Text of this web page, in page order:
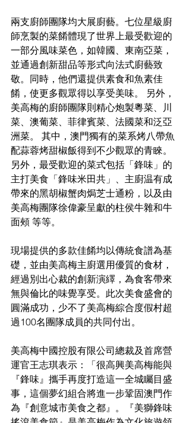
兩支廚師團隊均大展廚藝。七位星級廚
師烹製的菜餚體現了世界上最受歡迎的
一部分風味菜色，如韓國、東南亞菜，
並通過創新甜品等形式向法式廚藝致
敬。同時，他們還提供素食和魚素佳
餚，使更多觀眾得以享受美味。 另外，
美高梅的廚師團隊則精心炮製粵菜、川
菜、澳葡菜、菲律賓菜、法國菜和泛亞
洲菜。 其中，澳門獨有的菜系烤八帶魚
配蒜蓉烤甜椒飯得到不少觀眾的青睞。
另外，最受歡迎的菜式包括「鋒味」的
主打美食「鋒味米田共」、主廚温有成
帶來的黑胡椒蟹肉焗芝士通粉，以及由
美高梅團隊徐偉豪呈獻的柱侯牛雜和牛
面頰 等等。
現場提供的多款佳餚均以傳統食譜為基
礎，並由美高梅主廚選用優質的食材，
經過別出心裁的創新演繹，為食客帶來
無與倫比的味覺享受。此次美食盛會的
圓滿成功，少不了美高梅綜合度假村超
過100名團隊成員的共同付出。
美高梅中國控股有限公司總裁及首席營
運官王志琪表示：「很高興美高梅能與
『鋒味』攜手再度打造這一全城矚目盛
事，這個夢幻組合將進一步鞏固澳門作
為『創意城市美食之都』。『美獅鋒味